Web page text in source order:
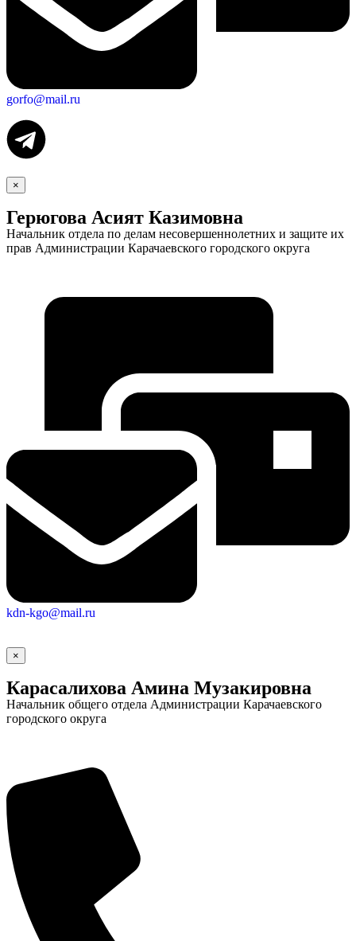
Экономика
gorfo@mail.ru
×
Герюгова Асият Казимовна
Начальник отдела по делам несовершеннолетних и защите их
прав Администрации Карачаевского городского округа
kdn-kgo@mail.ru
×
Карасалихова Амина Музакировна
Начальник общего отдела Администрации Карачаевского
городского округа